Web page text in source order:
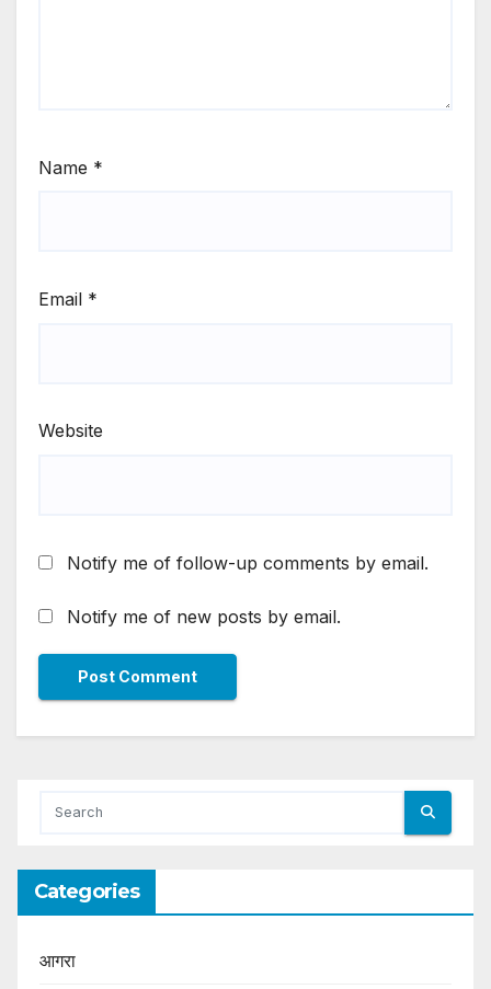
Name *
Email *
Website
Notify me of follow-up comments by email.
Notify me of new posts by email.
Categories
आगरा